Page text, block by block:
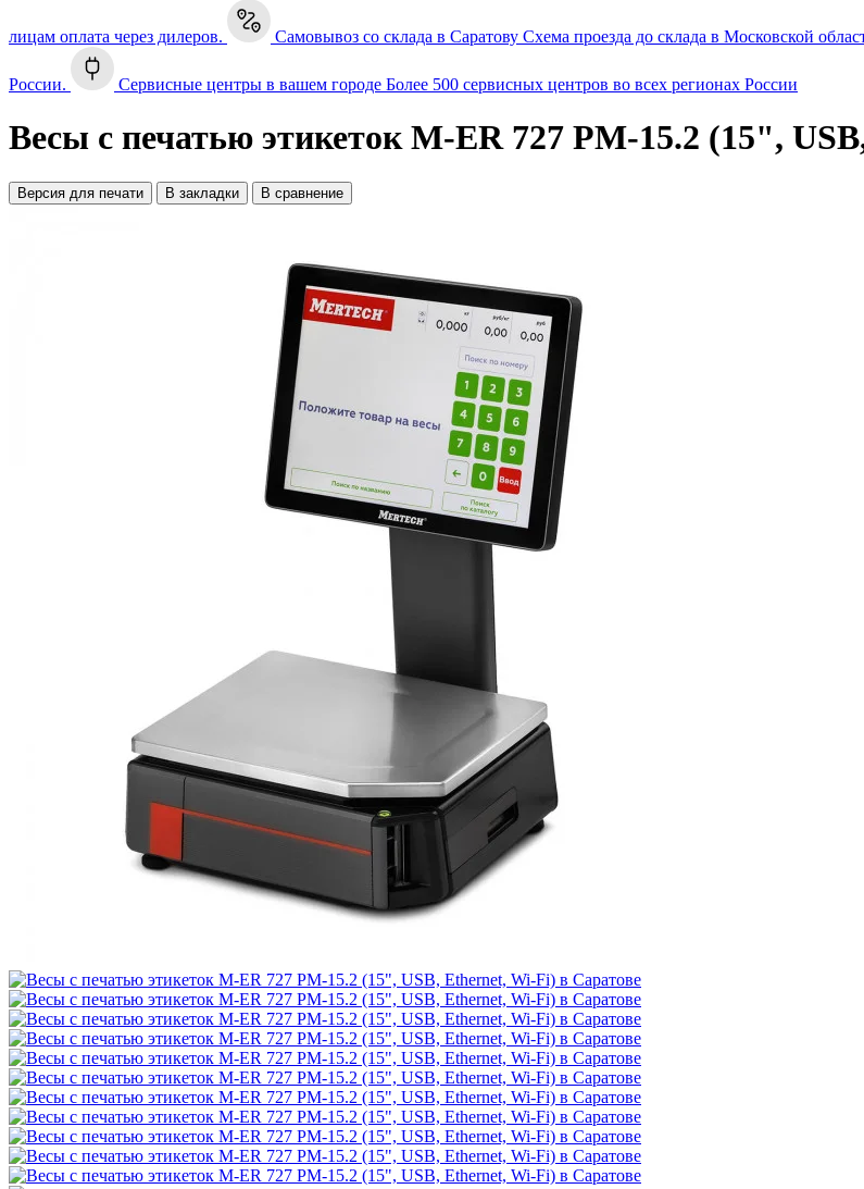
лицам оплата через дилеров. Самовывоз со склада в Саратову Схема проезда до склада в Московской
России. Сервисные центры в вашем городе Более 500 сервисных центров во всех регионах России
Весы с печатью этикеток M-ER 727 PM-15.2 (15",
Версия для печати В закладки В сравнение